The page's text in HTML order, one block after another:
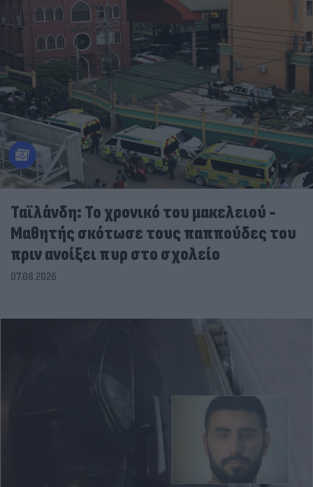
Ταϊλάνδη: Το χρονικό του μακελειού -
Μαθητής σκότωσε τους παππούδες του
πριν ανοίξει πυρ στο σχολείο
07.08.2026